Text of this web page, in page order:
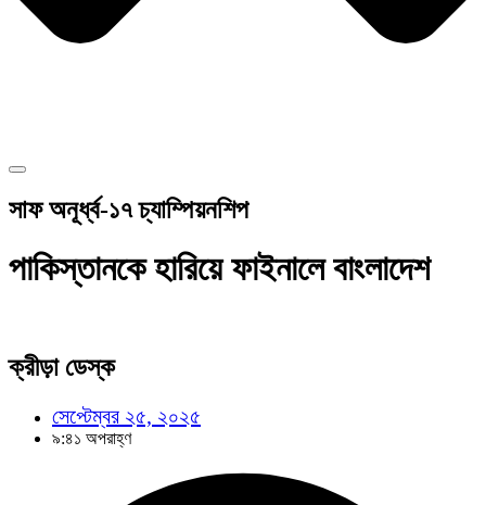
সাফ অনূর্ধ্ব-১৭ চ্যাম্পিয়নশিপ
পাকিস্তানকে হারিয়ে ফাইনালে বাংলাদেশ
ক্রীড়া ডেস্ক
সেপ্টেম্বর ২৫, ২০২৫
৯:৪১ অপরাহ্ণ